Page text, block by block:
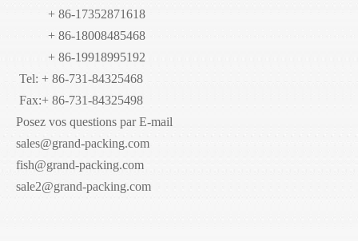
+ 86-17352871618
+ 86-18008485468
+ 86-19918995192
Tel: + 86-731-84325468
Fax:+ 86-731-84325498
Posez vos questions par E-mail
sales@grand-packing.com
fish@grand-packing.com
sale2@grand-packing.com